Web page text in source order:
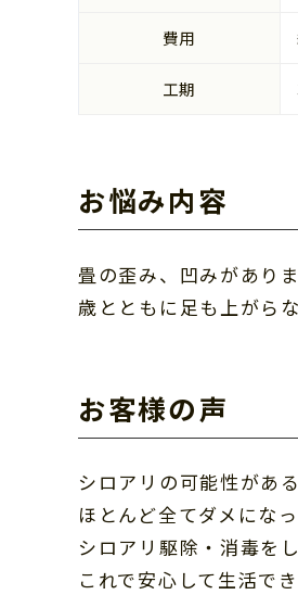
費用
工期
お悩み内容
畳の歪み、凹みがあり
歳とともに足も上がら
お客様の声
シロアリの可能性があ
ほとんど全てダメにな
シロアリ駆除・消毒を
これで安心して生活で